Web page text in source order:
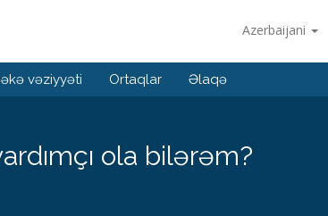
Azerbaijani
vəziyyəti Ortaqlar Əlaqə
ola bilərəm?